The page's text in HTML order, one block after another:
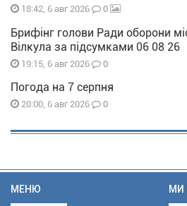
18:42, 6 авг 2026 0
Брифінг голови Ради оборони
Вілкула за підсумками 06 08 26
19:15, 6 авг 2026 0
Погода на 7 серпня
20:00, 6 авг 2026 0
МЕНЮ МИ